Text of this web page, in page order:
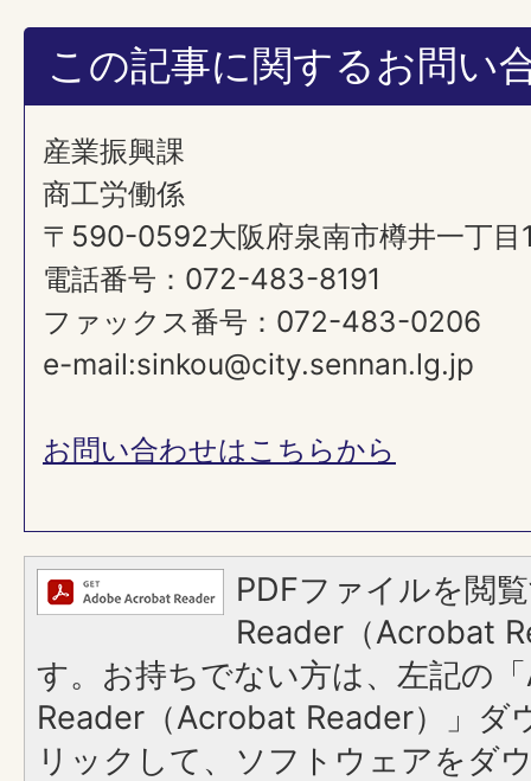
この記事に関するお問い
産業振興課
商工労働係
〒590-0592大阪府泉南市樽井一丁目
電話番号：072-483-8191
ファックス番号：072-483-0206
e-mail:sinkou@city.sennan.lg.jp
お問い合わせはこちらから
PDFファイルを閲
Reader（Acrobat
す。お持ちでない方は、左記の
Reader（Acrobat Reader）」ダ
リックして、ソフトウェアをダ